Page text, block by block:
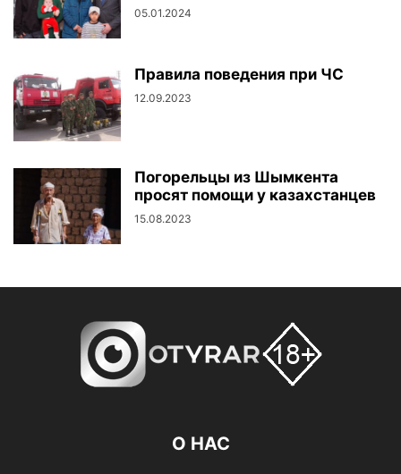
05.01.2024
Правила поведения при ЧС
12.09.2023
Погорельцы из Шымкента
просят помощи у казахстанцев
15.08.2023
О НАС